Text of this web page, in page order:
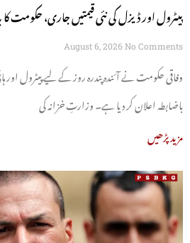
پیٹرول اور ڈیزل کی نئی قیمتیں جاری، حکومت
August 6, 2026 No Comments
وفاقی حکومت نے آئندہ پندرہ روز کے لیے پیٹرول اور
باضابطہ اعلان کر دیا ہے۔ وزارتِ خزانہ کی
مزید پڑھیں